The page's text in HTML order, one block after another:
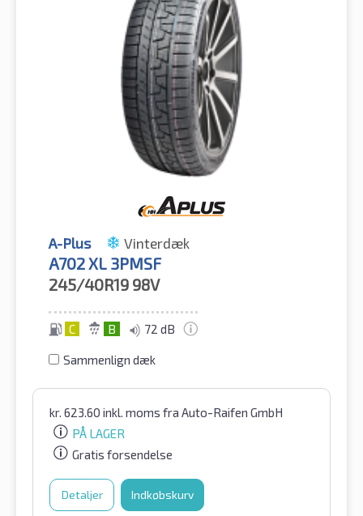
A-Plus Vinterdæk
A702 XL 3PMSF
245/40R19 98V
C B 72 dB
Sammenlign dæk
kr. 623.60 inkl. moms fra Auto-Raifen GmbH
PÅ LAGER
Gratis forsendelse
Detaljer Indkøbskurv